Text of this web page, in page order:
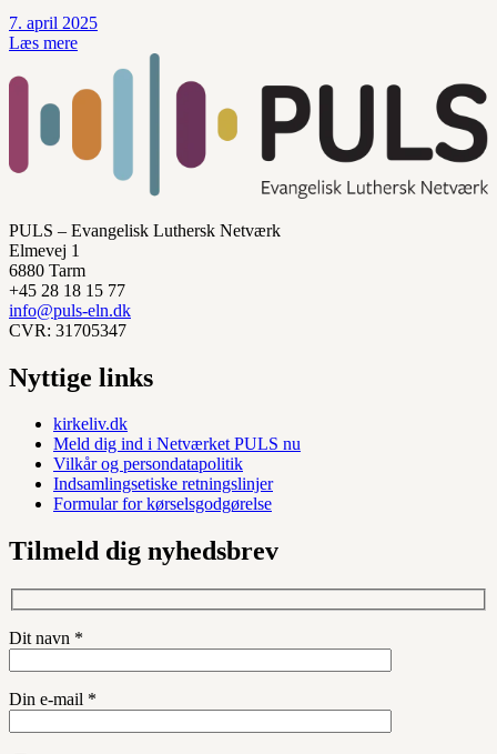
7. april 2025
Læs mere
PULS – Evangelisk Luthersk Netværk
Elmevej 1
6880 Tarm
+45 28 18 15 77
info@puls-eln.dk
CVR: 31705347
Nyttige links
kirkeliv.dk
Meld dig ind i Netværket PULS nu
Vilkår og persondatapolitik
Indsamlingsetiske retningslinjer
Formular for kørselsgodgørelse
Tilmeld dig nyhedsbrev
Dit navn *
Din e-mail *